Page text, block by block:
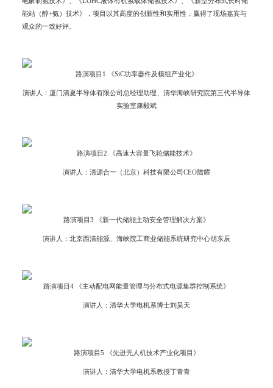
能站（醇+氨）技术》，项目以其高度的创新性和实用性，赢得了现场嘉宾与
观众的一致好评。
路演项目1 《SiC功率器件及模组产业化》
演讲人：厦门清夏半导体有限公司总经理助理、清华海峡研究院第三代半导体
实验室康毅斌
路演项目2 《高速大容量飞轮储能技术》
演讲人：清源合一（北京）科技有限公司CEO陆耀
路演项目3 《新一代储能主动安全管理解决方案》
演讲人：北京西清能源、海峡院工商业储能系统研究中心胡东辰
路演项目4 《主动配电网能量管理与分布式电源集群控制系统》
演讲人：清华大学电机系博士刘昊天
路演项目5 《先进无人机技术产业化项目》
演讲人：清华大学电机系教授丁青青